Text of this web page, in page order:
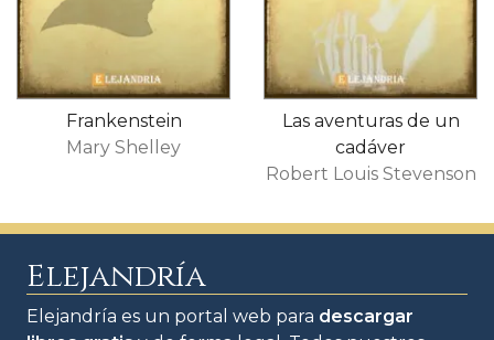
Frankenstein
Mary Shelley
Las aventuras de un
cadáver
Robert Louis Stevenson
Elejandría
Elejandría es un portal web para descargar